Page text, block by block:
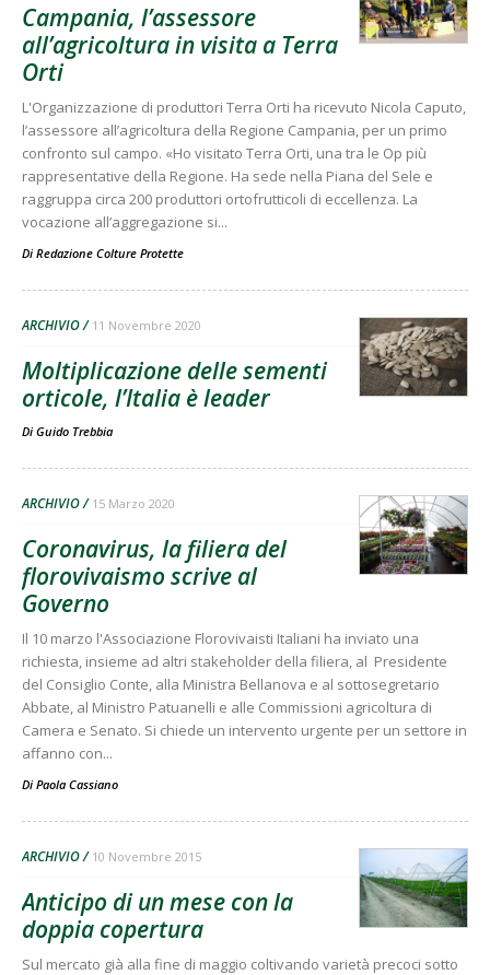
Campania, l’assessore
all’agricoltura in visita a Terra
Orti
L'Organizzazione di produttori Terra Orti ha ricevuto Nicola Caputo,
l’assessore all’agricoltura della Regione Campania, per un primo
confronto sul campo. «Ho visitato Terra Orti, una tra le Op più
rappresentative della Regione. Ha sede nella Piana del Sele e
raggruppa circa 200 produttori ortofrutticoli di eccellenza. La
vocazione all’aggregazione si...
Di Redazione Colture Protette
ARCHIVIO 11 Novembre 2020
Moltiplicazione delle sementi
orticole, l’Italia è leader
Di Guido Trebbia
ARCHIVIO 15 Marzo 2020
Coronavirus, la filiera del
florovivaismo scrive al
Governo
Il 10 marzo l'Associazione Florovivaisti Italiani ha inviato una
richiesta, insieme ad altri stakeholder della filiera, al Presidente
del Consiglio Conte, alla Ministra Bellanova e al sottosegretario
Abbate, al Ministro Patuanelli e alle Commissioni agricoltura di
Camera e Senato. Si chiede un intervento urgente per un settore in
affanno con...
Di Paola Cassiano
ARCHIVIO 10 Novembre 2015
Anticipo di un mese con la
doppia copertura
Sul mercato già alla fine di maggio coltivando varietà precoci sotto